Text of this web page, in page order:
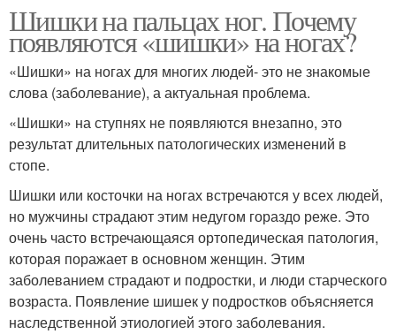
Шишки на пальцах ног. Почему
появляются «шишки» на ногах?
«Шишки» на ногах для многих людей- это не знакомые
слова (заболевание), а актуальная проблема.
«Шишки» на ступнях не появляются внезапно, это
результат длительных патологических изменений в
стопе.
Шишки или косточки на ногах встречаются у всех людей,
но мужчины страдают этим недугом гораздо реже. Это
очень часто встречающаяся ортопедическая патология,
которая поражает в основном женщин. Этим
заболеванием страдают и подростки, и люди старческого
возраста. Появление шишек у подростков объясняется
наследственной этиологией этого заболевания.